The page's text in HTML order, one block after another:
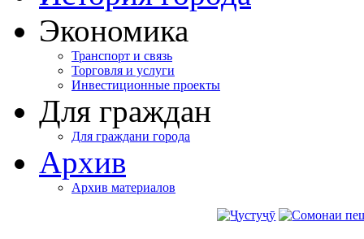
Экономика
Транспорт и связь
Торговля и услуги
Инвестиционные проекты
Для граждан
Для граждани города
Архив
Архив материалов